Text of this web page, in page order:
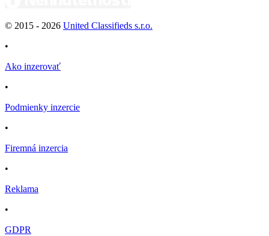
© 2015 - 2026 United Classifieds s.r.o.
•
Ako inzerovať
•
Podmienky inzercie
•
Firemná inzercia
•
Reklama
•
GDPR